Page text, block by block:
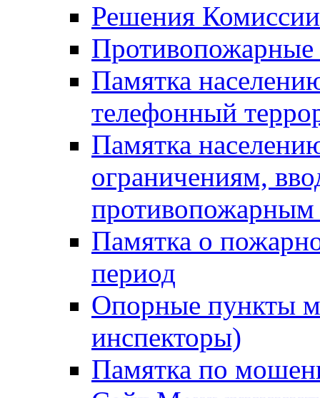
Решения
Противопожарные
Памятка
телефонный
Памятка
ограничениям,
Памятка о
период
Опорные пункты
инспекторы)
Памятка по